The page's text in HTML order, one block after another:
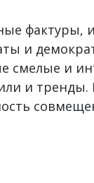
и
смелые и
и